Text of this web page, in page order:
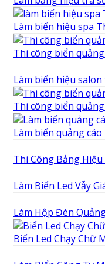
Làm biển hiệu spa
Thi công biển
Làm biển hiệu
Thi công biển
Làm biển quảng
Thi Công Bảng
Làm Biển Led Vẫy
Làm Hộp Đèn
Biển Led Chạy Chữ